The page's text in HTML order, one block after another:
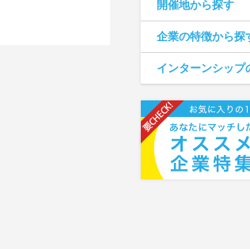
開催地から探す
企業の特徴から探
インターンシップ